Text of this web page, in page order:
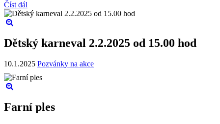
Číst dál
Dětský karneval 2.2.2025 od 15.00 hod
10.1.2025 Pozvánky na akce
Farní ples